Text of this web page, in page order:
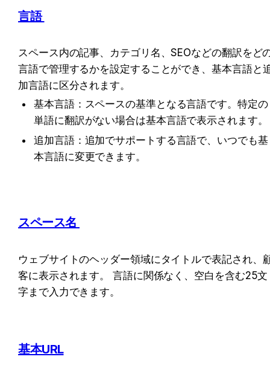
言語
スペース内の記事、カテゴリ名、SEOなどの翻訳をど
言語で管理するかを設定することができ、基本言語と
加言語に区分されます。
基本言語：スペースの基準となる言語です。特定の
単語に翻訳がない場合は基本言語で表示されます。
追加言語：追加でサポートする言語で、いつでも基
本言語に変更できます。
スペース名
ウェブサイトのヘッダー領域にタイトルで表記され、
客に表示されます。 言語に関係なく、空白を含む25文
字まで入力できます。
基本URL